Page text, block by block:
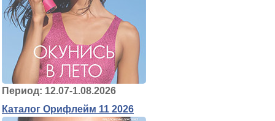
Период: 12.07-1.08.2026
Каталог Орифлейм 11 2026